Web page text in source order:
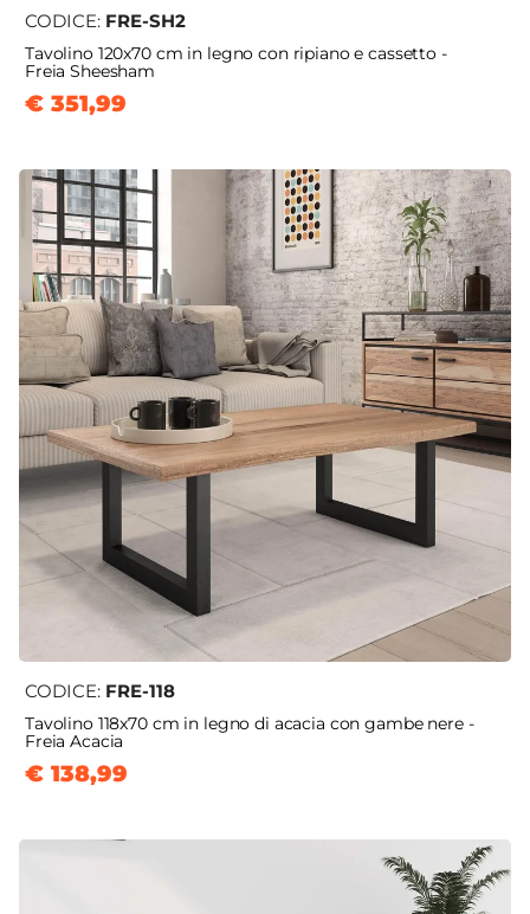
CODICE: FRE-SH2
Tavolino 120x70 cm in legno con ripiano e cassetto -
Freia Sheesham
€ 351,99
CODICE: FRE-118
Tavolino 118x70 cm in legno di acacia con gambe nere -
Freia Acacia
€ 138,99